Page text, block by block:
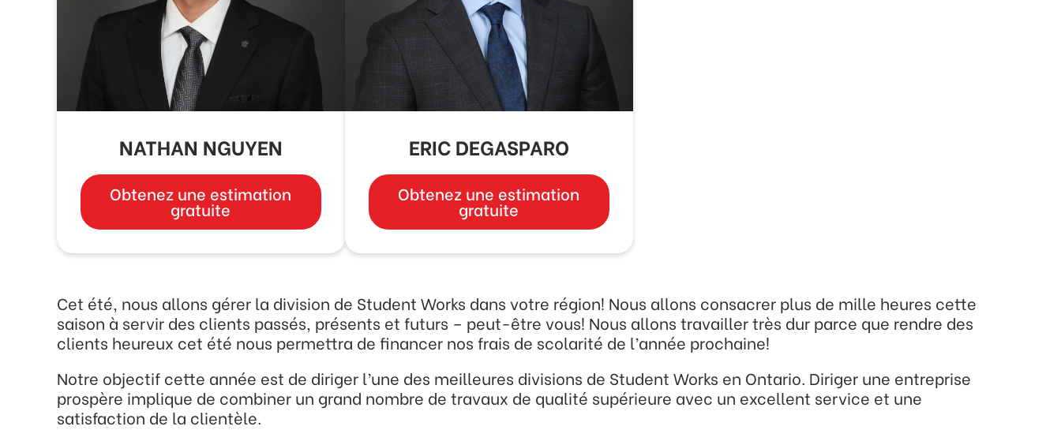
NATHAN NGUYEN
Obtenez une estimation
gratuite
ERIC DEGASPARO
Obtenez une estimation
gratuite
Cet été, nous allons gérer la division de Student Works dans votre région! Nous allons consacrer plus de mille heures cette
saison à servir des clients passés, présents et futurs – peut-être vous! Nous allons travailler très dur parce que rendre des
clients heureux cet été nous permettra de financer nos frais de scolarité de l’année prochaine!
Notre objectif cette année est de diriger l’une des meilleures divisions de Student Works en Ontario. Diriger une entreprise
prospère implique de combiner un grand nombre de travaux de qualité supérieure avec un excellent service et une
satisfaction de la clientèle.